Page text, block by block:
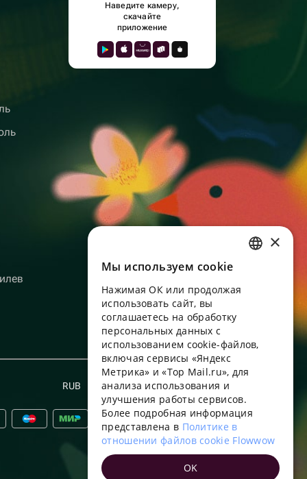
Наведите камеру,
скачайте
приложение
RUB Русский
ENGLISH
UKRAINIAN
PORTUGUESE
FRENCH
TURKISH
×
Мы используем сookie
Нажимая ОК или продолжая
использовать сайт, вы
соглашаетесь на обработку
персональных данных с
использованием cookie-файлов,
включая сервисы «Яндекс
Метрика» и «Top Mail.ru», для
анализа использования и
улучшения работы сервисов.
Более подробная информация
представлена в Политике в
отношении файлов cookie Flowwow
OK